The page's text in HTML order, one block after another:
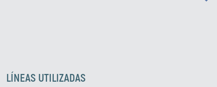
LÍNEAS UTILIZADAS